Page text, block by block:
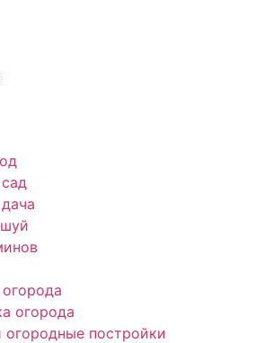
огорода
постройки